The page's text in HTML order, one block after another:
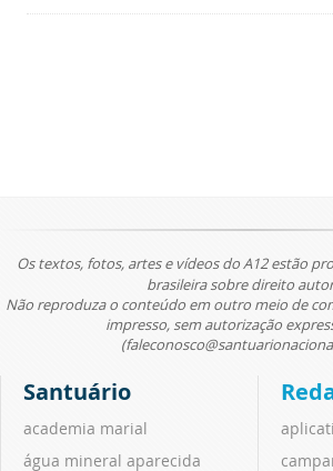
Os textos, fotos, artes e vídeos do A12 estão
brasileira sobre direito
Não reproduza o conteúdo em outro meio de
impresso, sem autorização
Santuário
academia marial
água mineral aparecida